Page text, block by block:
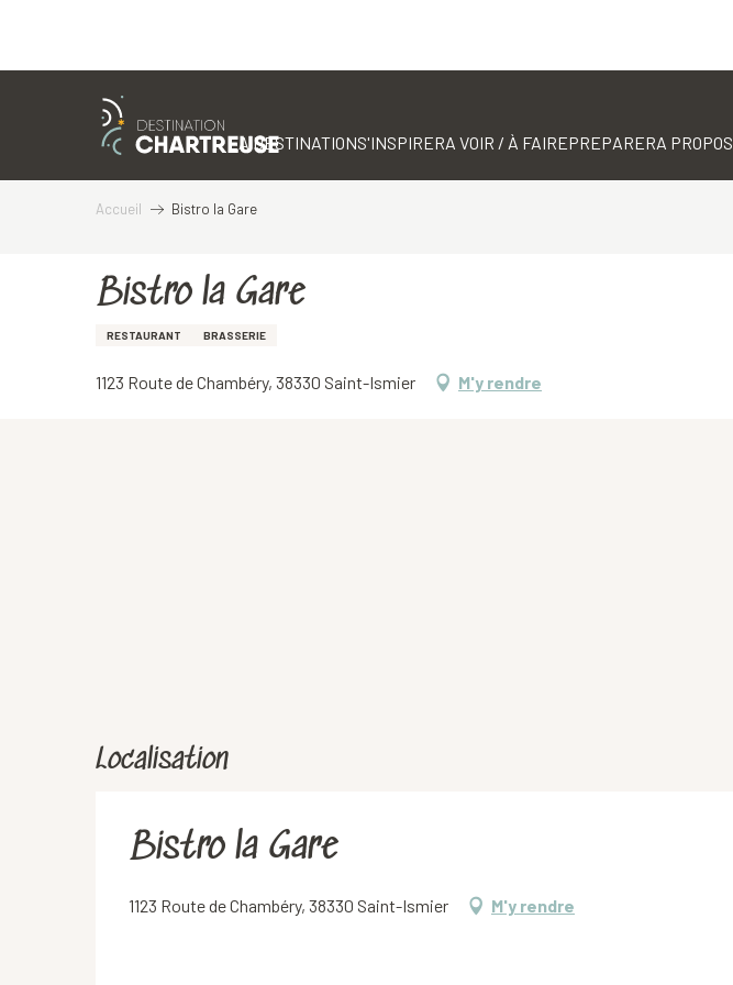
LA DESTINATIONS'INSPIRERA VOIR / À FAIREPREPARERA PROPOS
Accueil Bistro la Gare
Bistro la Gare
RESTAURANT BRASSERIE
1123 Route de Chambéry, 38330 Saint-Ismier M'y rendre
Localisation
Bistro la Gare
1123 Route de Chambéry, 38330 Saint-Ismier M'y rendre